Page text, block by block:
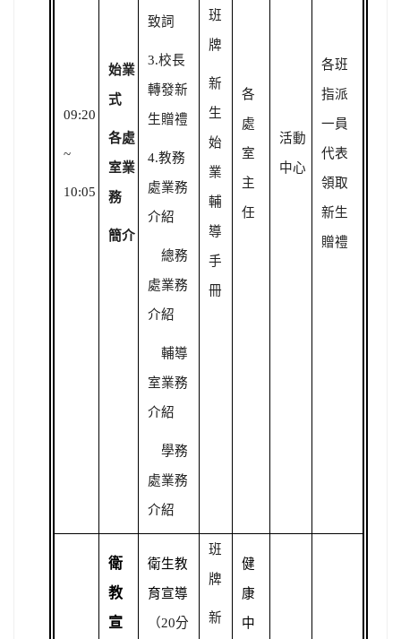
09:20
~
10:05
始業
式
各處
室業
務
簡介
致詞
3.校長
轉發新
生贈禮
4.教務
處業務
介紹
總務
處業務
介紹
輔導
室業務
介紹
學務
處業務
介紹
班
牌
新
生
始
業
輔
導
手
冊
各
處
室
主
任
活動
中心
各班
指派
一員
代表
領取
新生
贈禮
衛
教
宣
衛生教
育宣導
（20分
班
牌
新
健
康
中